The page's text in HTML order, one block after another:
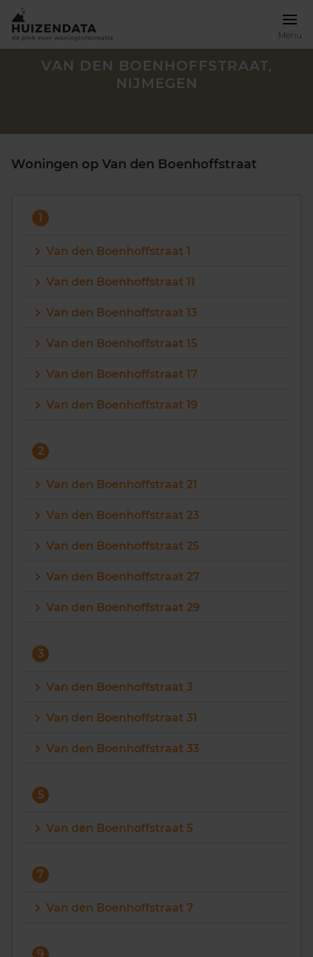
Menu
Zoek een woning
Vragen? Neem contact met ons op
088 220 4200
VAN DEN BOENHOFFSTRAAT,
NIJMEGEN
Woningen op Van den Boenhoffstraat
1
Van den Boenhoffstraat 1
Van den Boenhoffstraat 11
Van den Boenhoffstraat 13
Van den Boenhoffstraat 15
Van den Boenhoffstraat 17
Van den Boenhoffstraat 19
2
Van den Boenhoffstraat 21
Van den Boenhoffstraat 23
Van den Boenhoffstraat 25
Van den Boenhoffstraat 27
Van den Boenhoffstraat 29
3
Van den Boenhoffstraat 3
Van den Boenhoffstraat 31
Van den Boenhoffstraat 33
5
Van den Boenhoffstraat 5
7
Van den Boenhoffstraat 7
9